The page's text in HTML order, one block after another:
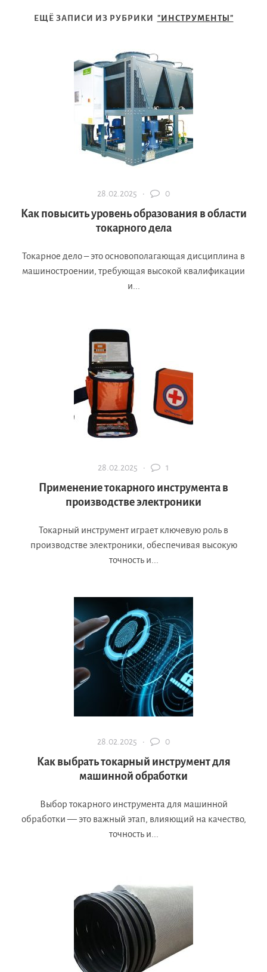
ЕЩЁ ЗАПИСИ ИЗ РУБРИКИ "ИНСТРУМЕНТЫ"
28.02.2025 · 0
Как повысить уровень образования в области
токарного дела
Токарное дело – это основополагающая дисциплина в
машиностроении, требующая высокой квалификации
и...
28.02.2025 · 1
Применение токарного инструмента в
производстве электроники
Токарный инструмент играет ключевую роль в
производстве электроники, обеспечивая высокую
точность и...
28.02.2025 · 0
Как выбрать токарный инструмент для
машинной обработки
Выбор токарного инструмента для машинной
обработки — это важный этап, влияющий на качество,
точность и...